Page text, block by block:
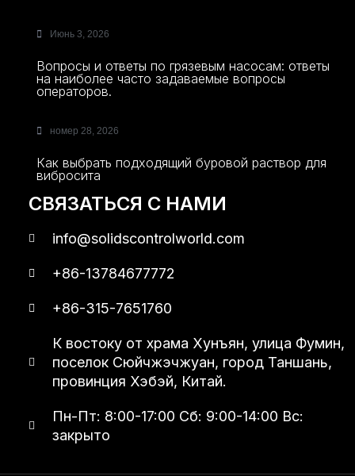
Июнь 3, 2026
Вопросы и ответы по грязевым насосам: ответы
на наиболее часто задаваемые вопросы
операторов.
номер 28, 2026
Как выбрать подходящий буровой раствор для
вибросита
СВЯЗАТЬСЯ С НАМИ
info@solidscontrolworld.com
+86-13784677772
+86-315-7651760
К востоку от храма Хунъян, улица Фумин,
поселок Сюйчжэчжуан, город Таншань,
провинция Хэбэй, Китай.
Пн-Пт: 8:00-17:00 Сб: 9:00-14:00 Вс:
закрыто